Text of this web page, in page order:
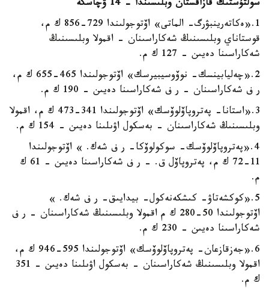
سولتۇستىك قازاقستان وبلىسىندا - 14 ۋچاسكە
1.«ەكاتەرينبۋرگ- الماتى» اۆتوجولىندا 729-856 ك م،
قوستاناي وبلىسىنىڭ شەكاراسىنان - اقمولا وبلىسىنىڭ
شەكاراسىنا دەيىن - 127 ك م.
2.«چەليابينسك- نوۆوسيبيرسك» اۆتوجولىندا 465-655 ك م،
ر ف شەكاراسىنان – ر ف شەكاراسىنا دەيىن - 190 ك م.
3.«استانا- پەتروپاۆلوۆسك» اۆتوجولىندا 341-473 ك م، اقمولا
وبلىسىنىڭ شەكاراسىنان - بەسكول اۋىلىنا دەيىن - 154 ك م.
4.«پەتروپاۆلوۆسك- سوكولوۆكا- ر ف شەك. » اۆتوجولىندا
11-72 ك م، پەتروپاۆل ق. - ر ف شەكاراسىنا دەيىن - 61 ك
م.
5.«كوكشەتاۋ- كىشكەنەكول- بيدايىق- ر ف شەك. »
اۆتوجولىندا 50-280 ك م اقمولا وبلىسىنىڭ شەكاراسىنان - ر ف
شەكاراسىنا دەيىن - 230 ك م.
6.«جەزقازعان- پەتروپاۆلوۆسك» اۆتوجولىندا 595-946 ك م،
اقمولا وبلىسىنىڭ شەكاراسىنان - بەسكول اۋىلىنا دەيىن - 351
ك م.